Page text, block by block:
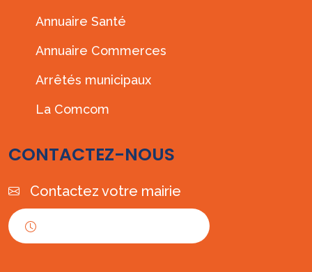
Annuaire Santé
Annuaire Commerces
Arrêtés municipaux
La Comcom
CONTACTEZ-NOUS
Contactez votre mairie